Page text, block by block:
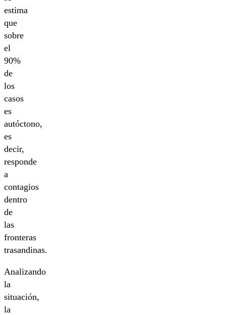
estima
que
sobre
el
90%
de
los
casos
es
autóctono,
es
decir,
responde
a
contagios
dentro
de
las
fronteras
trasandinas.
Analizando
la
situación,
la